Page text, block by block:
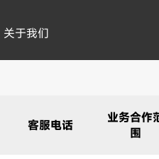
关于我们
客服电话
业务合作
围